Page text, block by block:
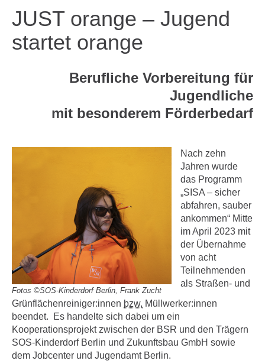
JUST orange – Jugend
startet orange
Berufliche Vorbereitung für
Jugendliche
mit besonderem Förderbedarf
Fotos ©SOS-Kinderdorf Berlin, Frank Zucht
Nach zehn
Jahren wurde
das Programm
„SISA – sicher
abfahren, sauber
ankommen“ Mitte
im April 2023 mit
der Übernahme
von acht
Teilnehmenden
als Straßen- und
Grünflächenreiniger:innen bzw. Müllwerker:innen
beendet. Es handelte sich dabei um ein
Kooperationsprojekt zwischen der BSR und den Trägern
SOS-Kinderdorf Berlin und Zukunftsbau GmbH sowie
dem Jobcenter und Jugendamt Berlin.